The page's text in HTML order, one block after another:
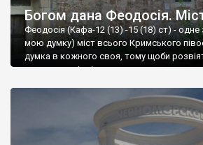
Богом дана Феодосія.
Феодосія (Кафа-12 (13) -15 (18) ст) - одне
мою думку) міст всього Кримського
думка в кожного своя, тому щоби
запрошую відвідати це